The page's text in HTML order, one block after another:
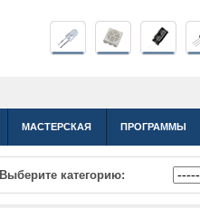
МАСТЕРСКАЯ ПРОГРАММЫ
Выберите категорию: